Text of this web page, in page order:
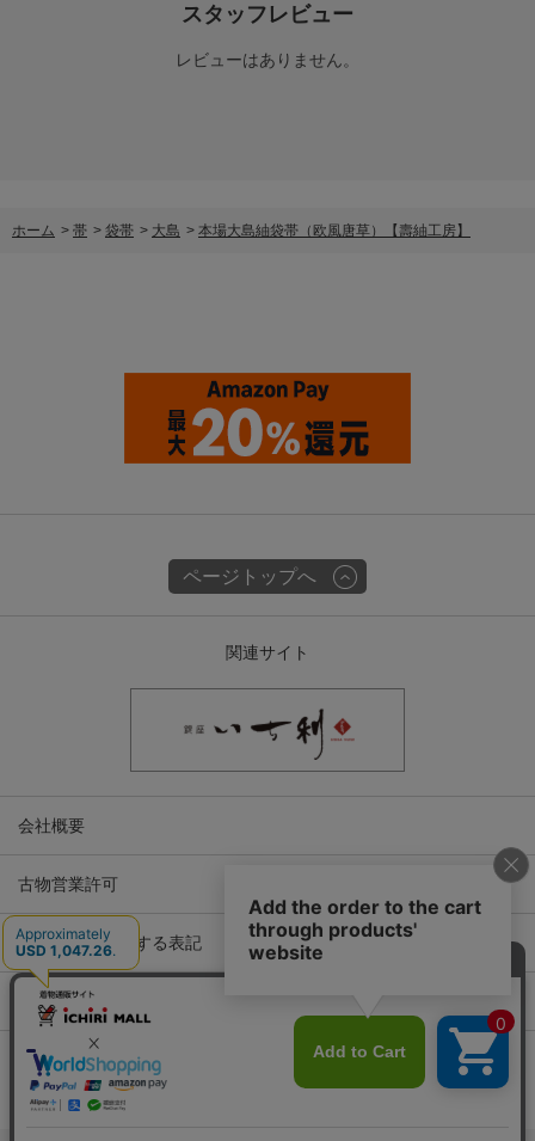
スタッフレビュー
レビューはありません。
ホーム > 帯 > 袋帯 > 大島 > 本場大島紬袋帯（欧風唐草）【壽紬工房】
ページトップへ
関連サイト
会社概要
古物営業許可
特定商取引に関する表記
プライバシーポリシー